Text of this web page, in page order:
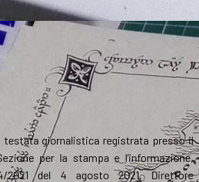
giornalistica registrata presso il
per la stampa e l’informazione,
2021 del 4 agosto 2021. Direttore